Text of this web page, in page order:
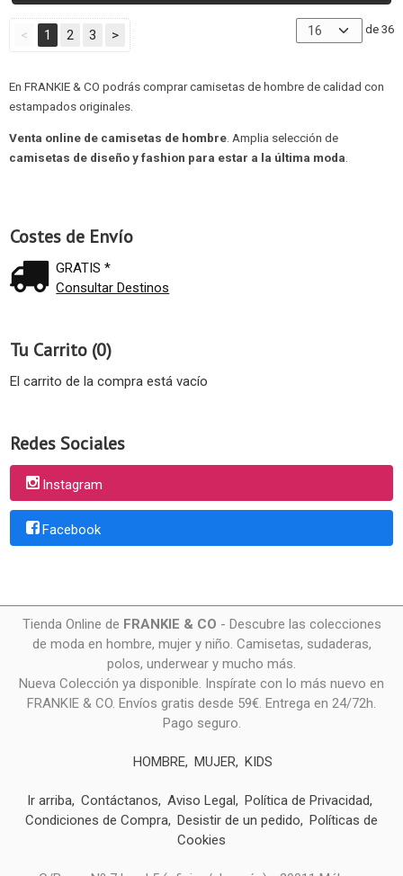
Costes de Envío
GRATIS *
Consultar Destinos
Tu Carrito (0)
El carrito de la compra está vacío
Redes Sociales
Instagram
Facebook
< 1 2 3 > de 36
En FRANKIE & CO podrás comprar camisetas de hombre de calidad con
estampados originales.
Venta online de camisetas de hombre. Amplia selección de
camisetas de diseño y fashion para estar a la última moda.
Tienda Online de FRANKIE & CO - Descubre las colecciones
de moda en hombre, mujer y niño. Camisetas, sudaderas,
polos, underwear y mucho más.
Nueva Colección ya disponible. Inspírate con lo más nuevo en
FRANKIE & CO. Envíos gratis desde 59€. Entrega en 24/72h.
Pago seguro.
HOMBRE MUJER KIDS
Ir arriba Contáctanos Aviso Legal
Política de Privacidad
Condiciones de Compra Desistir de un pedido
Políticas de
Cookies